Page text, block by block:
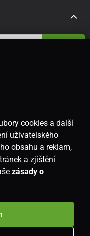
cookies a další
uživatelského
obsahu a reklam,
a zjištění
zásady o